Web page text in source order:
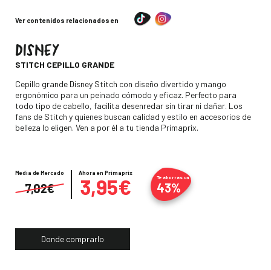
Ver contenidos relacionados en
DISNEY-
STITCH CEPILLO GRANDE
Descripción
Cepillo grande Disney Stitch con diseño divertido y mango
ergonómico para un peinado cómodo y eficaz. Perfecto para
todo tipo de cabello, facilita desenredar sin tirar ni dañar. Los
fans de Stitch y quienes buscan calidad y estilo en accesorios de
belleza lo eligen. Ven a por él a tu tienda Primaprix.
Precio
Media de Mercado
7,02€
Ahora en Primaprix
3,95€ Te ahorras un
43%
Donde comprarlo